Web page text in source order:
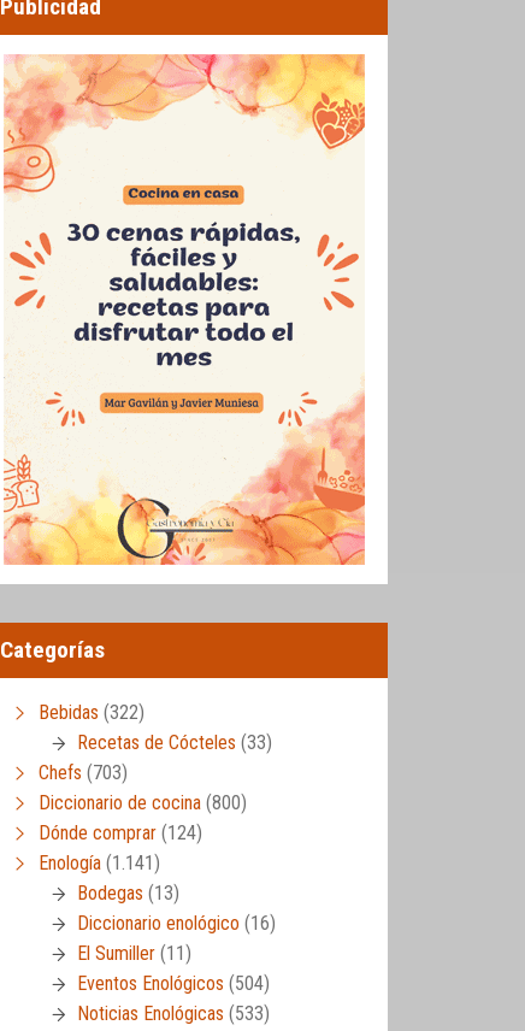
Publicidad
Categorías
Bebidas (322)
Recetas de Cócteles (33)
Chefs (703)
Diccionario de cocina (800)
Dónde comprar (124)
Enología (1.141)
Bodegas (13)
Diccionario enológico (16)
El Sumiller (11)
Eventos Enológicos (504)
Noticias Enológicas (533)